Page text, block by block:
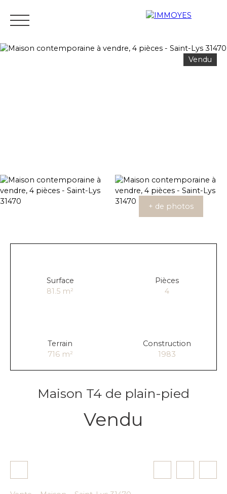
Vendu
+ de photos
Surface
81.5 m²
Pièces
4
Terrain
716 m²
Construction
1983
Maison T4 de plain-pied
Vendu